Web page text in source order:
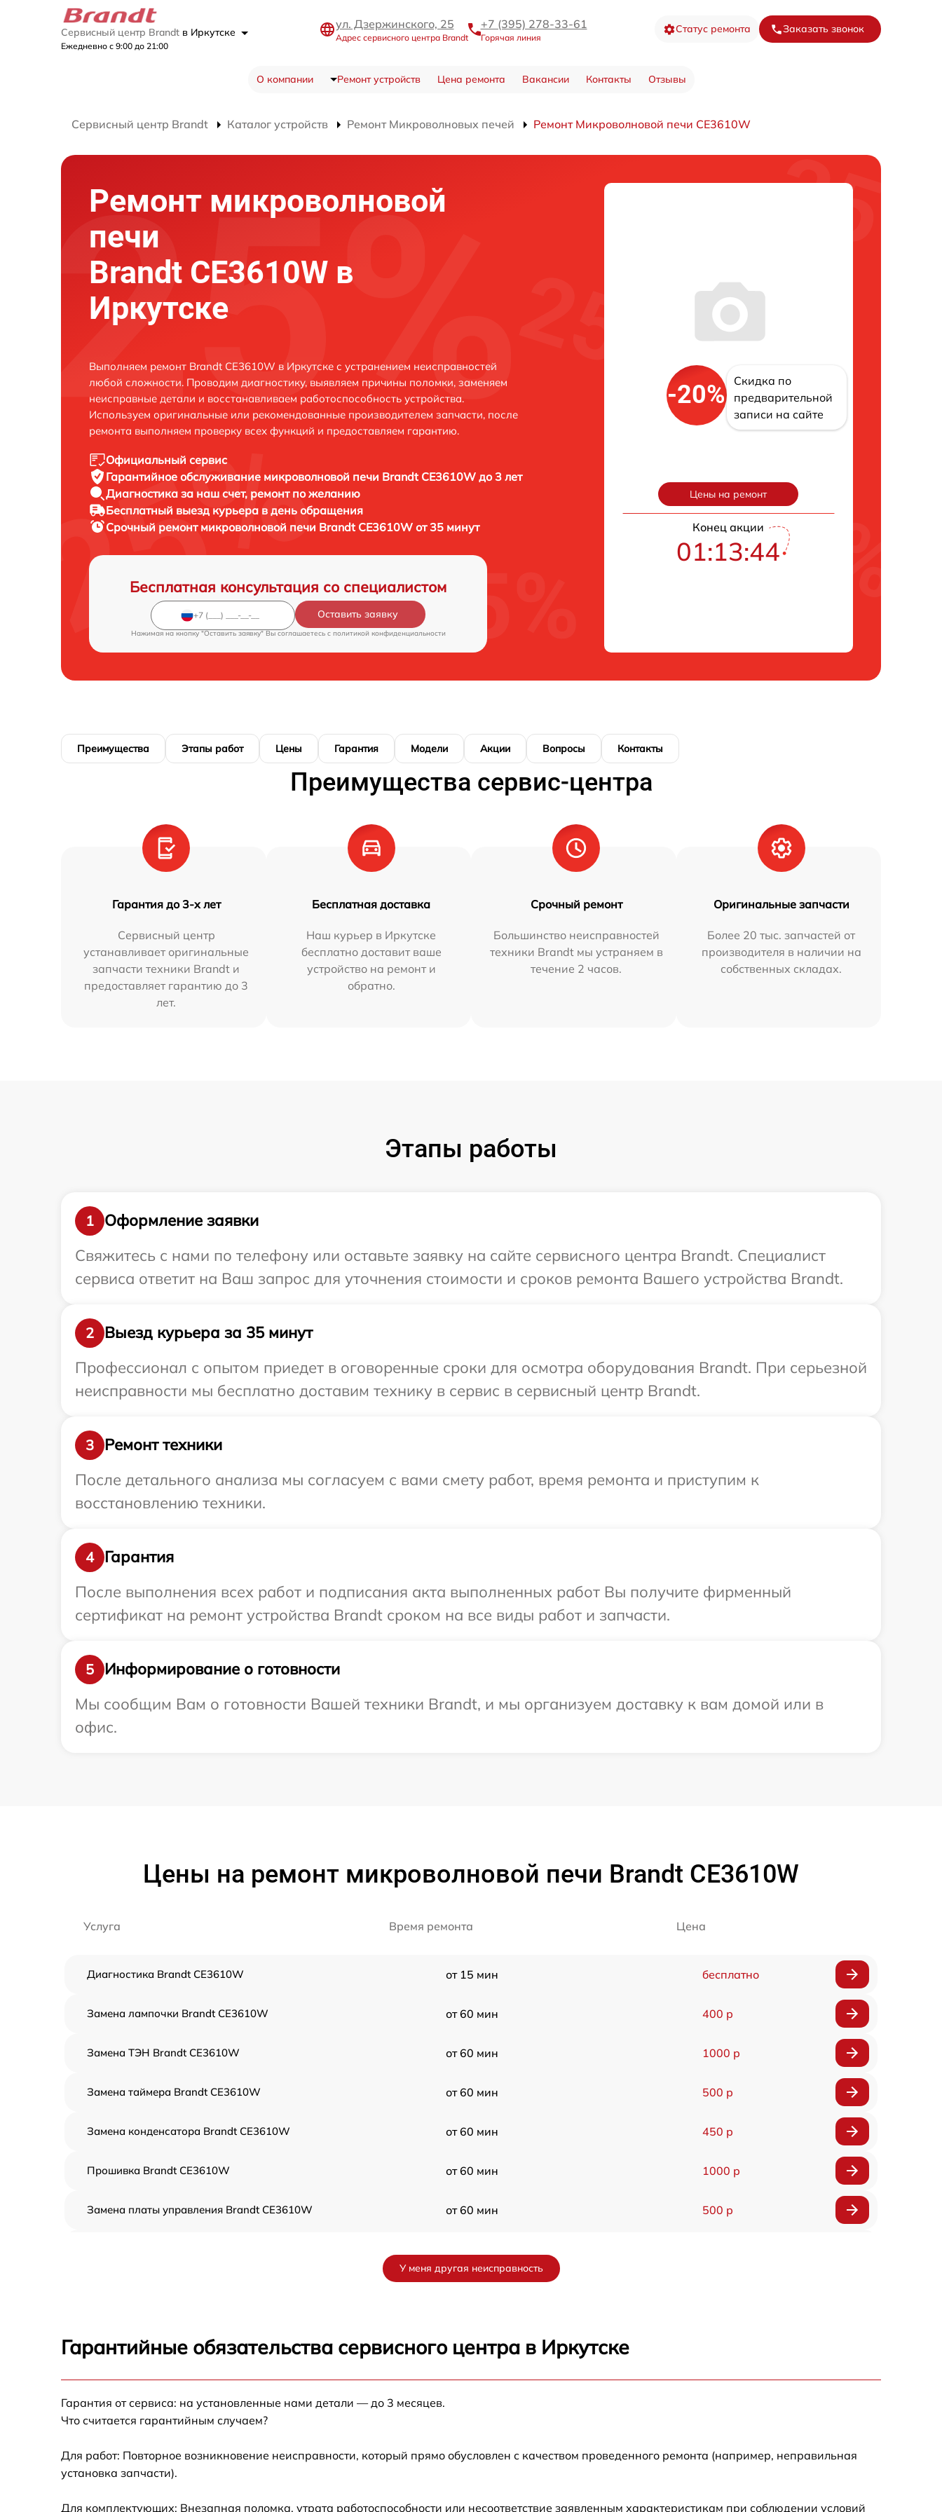
Сервисный центр Brandt в Иркутске
Ежедневно с 9:00 до 21:00
ул. Дзержинского, 25
Адрес сервисного центра Brandt
+7 (395) 278-33-61
Горячая линия
Статус ремонта Заказать звонок
О компании Ремонт устройств Цена ремонта Вакансии Контакты Отзывы
Сервисный центр Brandt Каталог устройств Ремонт Микроволновых печей Ремонт Микроволновой печи CE3610W
Ремонт микроволновой
печи
Brandt CE3610W в
Иркутске
Выполняем ремонт Brandt CE3610W в Иркутске с устранением неисправностей
любой сложности. Проводим диагностику, выявляем причины поломки, заменяем
неисправные детали и восстанавливаем работоспособность устройства.
Используем оригинальные или рекомендованные производителем запчасти, после
ремонта выполняем проверку всех функций и предоставляем гарантию.
Официальный сервис
Гарантийное обслуживание микроволновой печи Brandt CE3610W до 3 лет
Диагностика за наш счет, ремонт по желанию
Бесплатный выезд курьера в день обращения
Срочный ремонт микроволновой печи Brandt CE3610W от 35 минут
Бесплатная консультация со специалистом
Оставить заявку
Нажимая на кнопку "Оставить заявку" Вы соглашаетесь c политикой конфиденциальности
-20%
Скидка по
предварительной
записи на сайте
Цены на ремонт
Конец акции
01:13:43
Преимущества Этапы работ Цены Гарантия Модели Акции Вопросы Контакты
Преимущества сервис-центра
Гарантия до 3-х лет
Сервисный центр
устанавливает оригинальные
запчасти техники Brandt и
предоставляет гарантию до 3
лет.
Бесплатная доставка
Наш курьер в Иркутске
бесплатно доставит ваше
устройство на ремонт и
обратно.
Срочный ремонт
Большинство неисправностей
техники Brandt мы устраняем в
течение 2 часов.
Оригинальные запчасти
Более 20 тыс. запчастей от
производителя в наличии на
собственных складах.
Этапы работы
1
Оформление заявки
Свяжитесь с нами по телефону или оставьте заявку на сайте сервисного центра Brandt. Специалист
сервиса ответит на Ваш запрос для уточнения стоимости и сроков ремонта Вашего устройства Brandt.
2
Выезд курьера за 35 минут
Профессионал с опытом приедет в оговоренные сроки для осмотра оборудования Brandt. При серьезной
неисправности мы бесплатно доставим технику в сервис в сервисный центр Brandt.
3
Ремонт техники
После детального анализа мы согласуем с вами смету работ, время ремонта и приступим к
восстановлению техники.
4
Гарантия
После выполнения всех работ и подписания акта выполненных работ Вы получите фирменный
сертификат на ремонт устройства Brandt сроком на все виды работ и запчасти.
5
Информирование о готовности
Мы сообщим Вам о готовности Вашей техники Brandt, и мы организуем доставку к вам домой или в
офис.
Цены на ремонт микроволновой печи Brandt CE3610W
Услуга Время ремонта Цена
Диагностика Brandt CE3610W от 15 мин бесплатно
Замена лампочки Brandt CE3610W от 60 мин 400 р
Замена ТЭН Brandt CE3610W от 60 мин 1000 р
Замена таймера Brandt CE3610W от 60 мин 500 р
Замена конденсатора Brandt CE3610W от 60 мин 450 р
Прошивка Brandt CE3610W от 60 мин 1000 р
Замена платы управления Brandt CE3610W от 60 мин 500 р
Ремонт волновода Brandt CE3610W
CE3610W
У меня другая неисправность
Гарантийные обязательства сервисного центра в Иркутске
Гарантия от сервиса: на установленные нами детали — до 3 месяцев.
Что считается гарантийным случаем?
Для работ: Повторное возникновение неисправности, который прямо обусловлен с качеством проведенного ремонта (например, неправильная
установка запчасти).
Для комплектующих: Внезапная поломка, утрата работоспособности или несоответствие заявленным характеристикам при соблюдении условий